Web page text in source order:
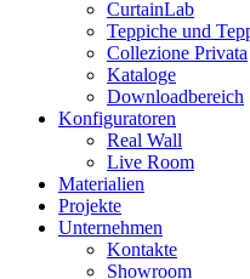
CurtainLab
Teppiche und
Collezione Privata
Kataloge
Downloadbereich
Konfiguratoren
Real Wall
Live Room
Materialien
Projekte
Unternehmen
Kontakte
Showroom